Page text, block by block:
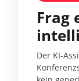
Frag
Der KI-